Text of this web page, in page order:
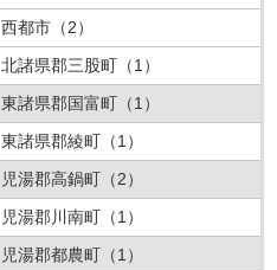
西都市 （2）
北諸県郡三股町 （1）
東諸県郡国富町 （1）
東諸県郡綾町 （1）
児湯郡高鍋町 （2）
児湯郡川南町 （1）
児湯郡都農町 （1）